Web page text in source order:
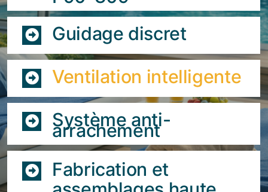
Guidage discret
Ventilation intelligente
Système anti-
arrachement
Fabrication et